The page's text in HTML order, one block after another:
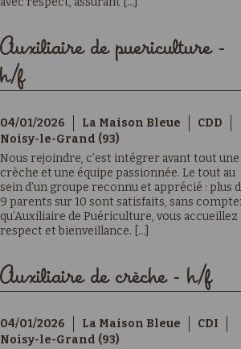
Auxiliaire de puericulture -
h/f
04/01/2026 La Maison Bleue
CDD
Noisy-le-Grand (93)
Nous rejoindre, c’est intégrer avant tout une
crèche et une équipe passionnée. Le tout au
sein d’un groupe reconnu et apprécié : plus
9 parents sur 10 sont satisfaits, sans
qu’Auxiliaire de Puériculture, vous accueillez
respect et bienveillance. [...]
Auxiliaire de crèche - h/f
04/01/2026 La Maison Bleue
CDI
Noisy-le-Grand (93)